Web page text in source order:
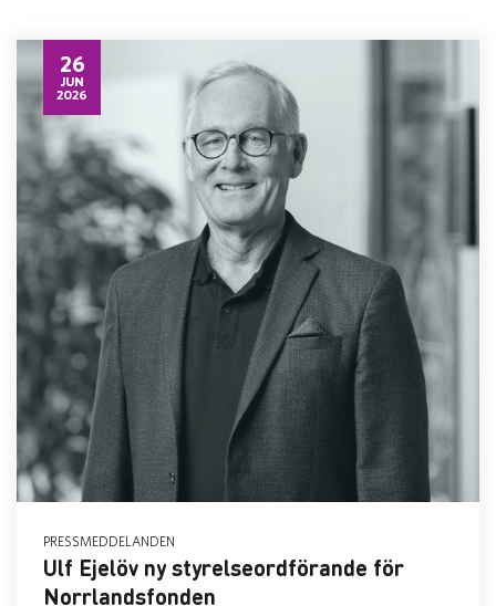
26
JUN
2026
PRESSMEDDELANDEN
Ulf Ejelöv ny styrelseordförande för
Norrlandsfonden